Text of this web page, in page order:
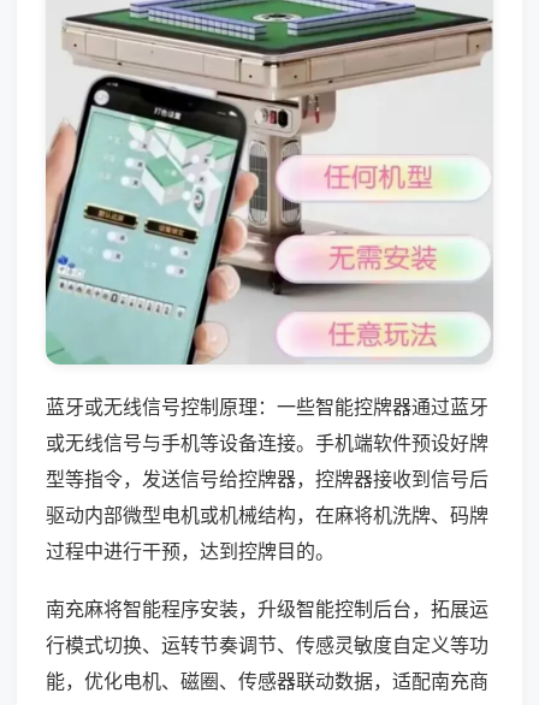
蓝牙或无线信号控制原理：一些智能控牌器通过蓝牙
或无线信号与手机等设备连接。手机端软件预设好牌
型等指令，发送信号给控牌器，控牌器接收到信号后
驱动内部微型电机或机械结构，在麻将机洗牌、码牌
过程中进行干预，达到控牌目的。
南充麻将智能程序安装，升级智能控制后台，拓展运
行模式切换、运转节奏调节、传感灵敏度自定义等功
能，优化电机、磁圈、传感器联动数据，适配南充商